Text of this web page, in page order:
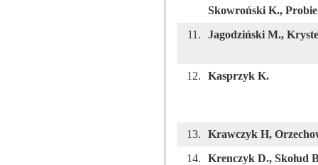
Skowroński K.,
11.
Jagodziński M.,
12. Kasprzyk K.
13.
Krawczyk H,
14.
Krenczyk D., Skołud